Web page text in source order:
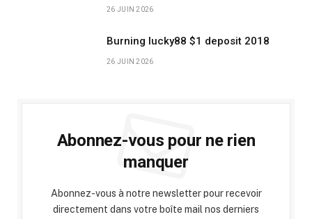
26 JUIN 2026
Burning lucky88 $1 deposit 2018
26 JUIN 2026
Abonnez-vous pour ne rien
manquer
Abonnez-vous à notre newsletter pour recevoir
directement dans votre boîte mail nos derniers